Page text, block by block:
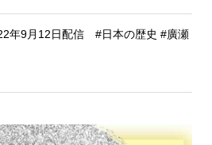
9月12日配信 #日本の歴史 #廣瀬